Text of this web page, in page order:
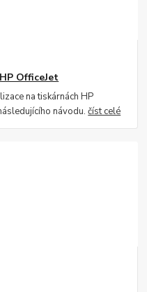
OfficeJet
na tiskárnách HP
návodu.číst celé